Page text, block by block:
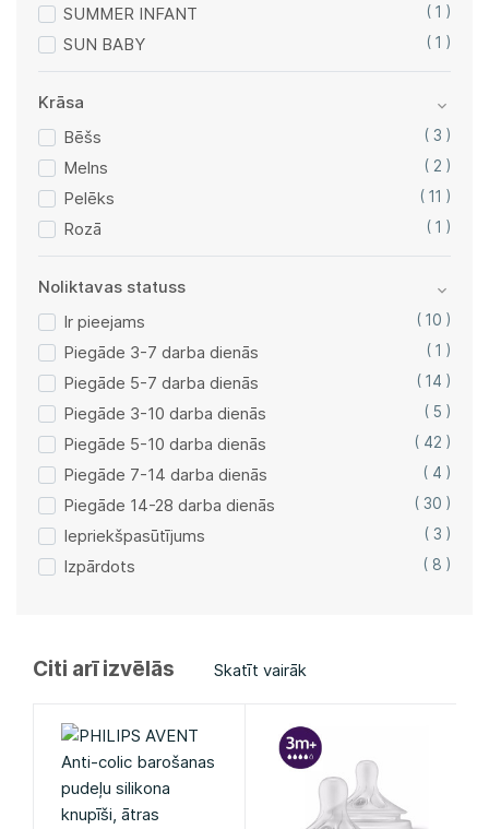
SUMMER INFANT ( 1 )
SUN BABY ( 1 )
Krāsa
Bēšs
( 3 )
Melns ( 2 )
Pelēks ( 11 )
Rozā ( 1 )
Noliktavas statuss
Ir pieejams
( 10 )
Piegāde 3-7 darba dienās ( 1 )
Piegāde 5-7 darba dienās ( 14 )
Piegāde 3-10 darba dienās ( 5 )
Piegāde 5-10 darba dienās ( 42 )
Piegāde 7-14 darba dienās ( 4 )
Piegāde 14-28 darba dienās ( 30 )
Iepriekšpasūtījums ( 3 )
Izpārdots ( 8 )
Citi arī izvēlās Skatīt vairāk